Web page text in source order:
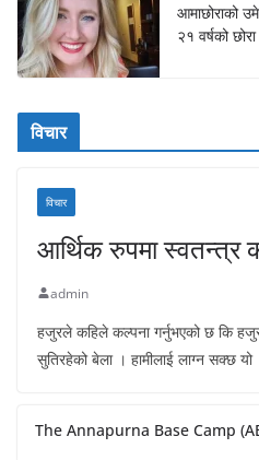
आमाछोराको
२१ वर्षको
विचार
विचार
आर्थिक रुपमा स्वतन्त्र
admin
हजुरले कहिले कल्पना गर्नुभएको छ कि
सुतिरहेको बेला । हामीलाई लाग्न सक्छ यो
The Annapurna Base Camp